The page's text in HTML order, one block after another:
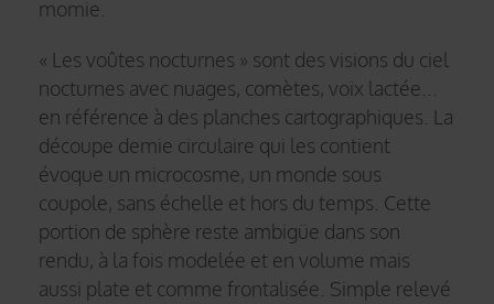
momie.
« Les voûtes nocturnes » sont des visions du ciel
nocturnes avec nuages, comètes, voix lactée...
en référence à des planches cartographiques. La
découpe demie circulaire qui les contient
évoque un microcosme, un monde sous
coupole, sans échelle et hors du temps. Cette
portion de sphère reste ambigüe dans son
rendu, à la fois modelée et en volume mais
aussi plate et comme frontalisée. Simple relevé